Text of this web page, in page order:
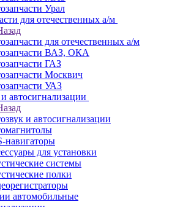
Урал
для отечественных а/м
для отечественных а/м
ВАЗ, ОКА
ГАЗ
Москвич
УАЗ
автосигнализации
и автосигнализации
навигаторы
для установки
системы
полки
автомобильные